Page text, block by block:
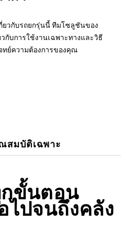
ยวกับรถยกรุ่นนี้ ทีมโซลูชันของ
กับการใช้งานเฉพาะทางและวิธี
ย์ความต้องการของคุณ
สมบัติเฉพาะ
ขั้นตอน
ไปจนถึงคลัง